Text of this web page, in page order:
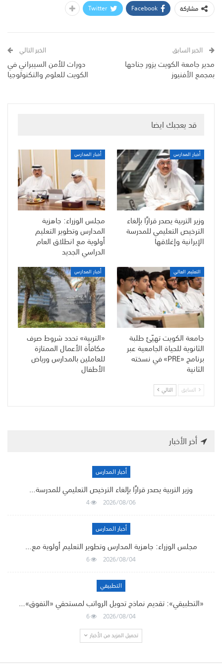
مشاركة
Facebook
Twitter
الخبر السابق
مدير جامعة الكويت يزور جناحها
بمجمع الأفنيوز
الخبر التالي
دورات للأمن السيبراني في
الكويت للعلوم والتكنولوجيا
قد يعجبك ايضا
أخبار المدارس
وزير التربية يصدر قرارًا بإلغاء
الترخيص التعليمي للمدرسة
الإيرانية وإغلاقها
أخبار المدارس
مجلس الوزراء: جاهزية
المدارس وتطوير التعليم
أولوية مع انطلاق العام
الدراسي الجديد
التعليم العالي
جامعة الكويت تهيّئ طلبة
الثانوية للحياة الجامعية عبر
برنامج «PRE» في نسخته
الثانية
أخبار المدارس
«التربية» تحدد شروط صرف
مكافأة الأعمال الممتازة
للعاملين بالمدارس ورياض
الأطفال
السابق التالي
أخر الأخبار
أخبار المدارس
وزير التربية يصدر قرارًا بإلغاء الترخيص التعليمي للمدرسة…
2026/08/06
4
أخبار المدارس
مجلس الوزراء: جاهزية المدارس وتطوير التعليم أولوية مع…
2026/08/04
6
التطبيقي
«التطبيقي»: تقديم نماذج تحويل الرواتب لمستحقي «التفوق»…
2026/08/04
6
تحميل المزيد من الأخبار